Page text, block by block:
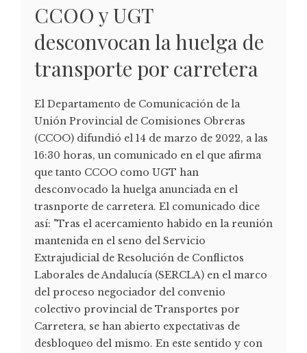
CCOO y UGT
desconvocan la huelga de
transporte por carretera
El Departamento de Comunicación de la
Unión Provincial de Comisiones Obreras
(CCOO) difundió el 14 de marzo de 2022, a las
16:30 horas, un comunicado en el que afirma
que tanto CCOO como UGT han
desconvocado la huelga anunciada en el
trasnporte de carretera. El comunicado dice
así: "Tras el acercamiento habido en la reunión
mantenida en el seno del Servicio
Extrajudicial de Resolución de Conflictos
Laborales de Andalucía (SERCLA) en el marco
del proceso negociador del convenio
colectivo provincial de Transportes por
Carretera, se han abierto expectativas de
desbloqueo del mismo. En este sentido y con